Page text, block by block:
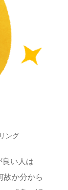
ング
良い人は
故か分から